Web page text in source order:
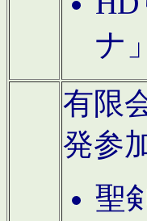
ナ
有限
発参
聖